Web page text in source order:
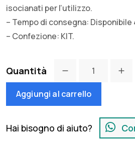
isocianati per l’utilizzo.
– Tempo di consegna:
– Confezione: KIT.
Quantità
Aggiungi al carrello
Hai bisogno di aiuto?